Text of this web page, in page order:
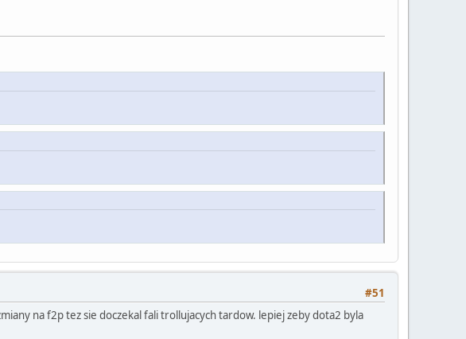
#51
na f2p tez sie doczekal fali trollujacych tardow. lepiej zeby dota2 byla